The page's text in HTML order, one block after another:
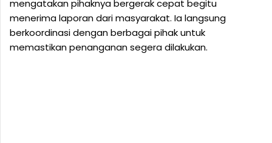
mengatakan pihaknya bergerak cepat begitu
menerima laporan dari masyarakat. Ia langsung
berkoordinasi dengan berbagai pihak untuk
memastikan penanganan segera dilakukan.